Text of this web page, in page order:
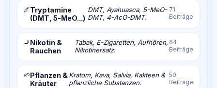
🌌Tryptamine
(DMT, 5-MeO...)
DMT, Ayahuasca, 5-MeO-
DMT, 4-AcO-DMT.
71
Beiträge
🚬Nikotin &
Rauchen
Tabak, E-Zigaretten, Aufhören,
Nikotinersatz.
64
Beiträge
🌱Pflanzen &
Kräuter
Kratom, Kava, Salvia, Kakteen &
pflanzliche Substanzen.
50
Beiträge